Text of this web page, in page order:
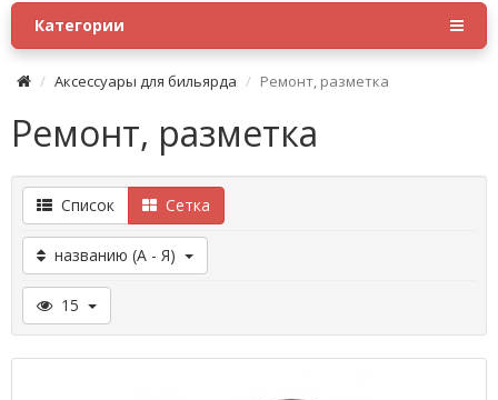
Категории
Аксессуары для бильярда Ремонт, разметка
Ремонт, разметка
Список Сетка
названию (А - Я)
15